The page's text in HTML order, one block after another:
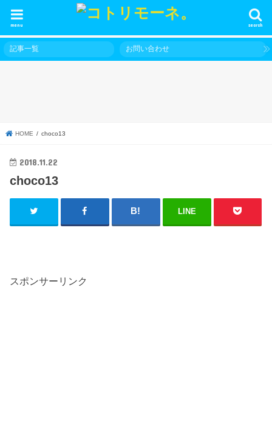
search
menu
記事一覧 お問い合わせ
HOME choco13
2018.11.22
choco13
LINE
スポンサーリンク